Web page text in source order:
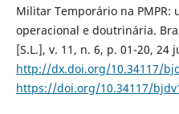
Militar Temporário na
operacional e doutrinária.
[S.L.], v. 11, n. 6, p. 01-20, 24
http://dx.doi.org/10.34117/
https://doi.org/10.34117/